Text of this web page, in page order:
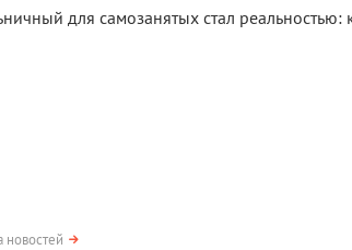
для самозанятых стал реальностью:
новостей